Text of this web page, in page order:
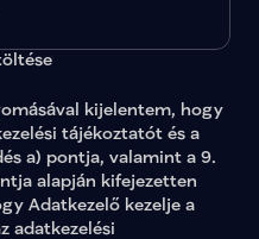
kijelentem, hogy
tájékoztatót és a
a) pontja, valamint a 9.
alapján kifejezetten
Adatkezelő kezelje a
adatkezelési